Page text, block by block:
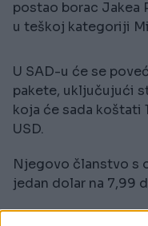
postao borac Jakea
u teškoj kategoriji
U SAD-u će se
pakete, uključujući
koja će sada koštati
USD.
Njegovo članstvo s
jedan dolar na 7,99